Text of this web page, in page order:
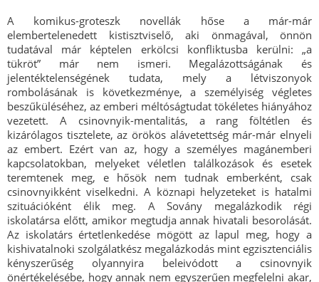
A komikus-groteszk novellák hőse a már-már
elembertelenedett kistisztviselő, aki önmagával, önnön
tudatával már képtelen erkölcsi konfliktusba kerülni: „a
tükröt” már nem ismeri. Megalázottságának és
jelentéktelenségének tudata, mely a létviszonyok
rombolásának is következménye, a személyiség végletes
beszűküléséhez, az emberi méltóságtudat tökéletes hiányához
vezetett. A csinovnyik-mentalitás, a rang föltétlen és
kizárólagos tisztelete, az örökös alávetettség már-már elnyeli
az embert. Ezért van az, hogy a személyes magánemberi
kapcsolatokban, melyeket véletlen találkozások és esetek
teremtenek meg, e hősök nem tudnak emberként, csak
csinovnyikként viselkedni. A köznapi helyzeteket is hatalmi
szituációként élik meg. A Sovány megalázkodik régi
iskolatársa előtt, amikor megtudja annak hivatali besorolását.
Az iskolatárs értetlenkedése mögött az lapul meg, hogy a
kishivatalnoki szolgálatkész megalázkodás mint egzisztenciális
kényszerűség olyannyira beleivódott a csinovnyik
önértékelésébe, hogy annak nem egyszerűen megfelelni akar,